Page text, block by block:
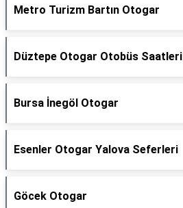
Metro Turizm Bartın Otogar
Düztepe Otogar Otobüs Saatleri
Bursa İnegöl Otogar
Esenler Otogar Yalova Seferleri
Göcek Otogar